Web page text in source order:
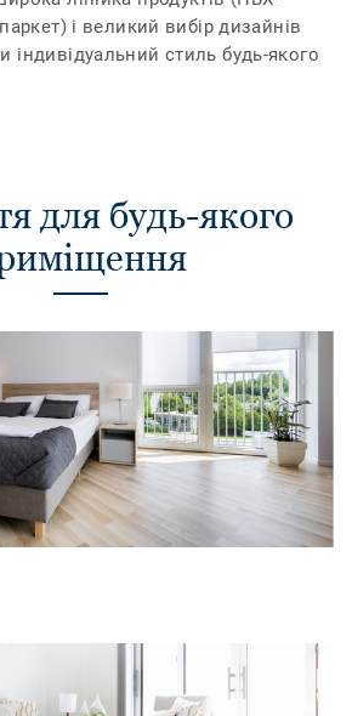
і великий вибір дизайнів
індивідуальний стиль будь-якого
для будь-якого